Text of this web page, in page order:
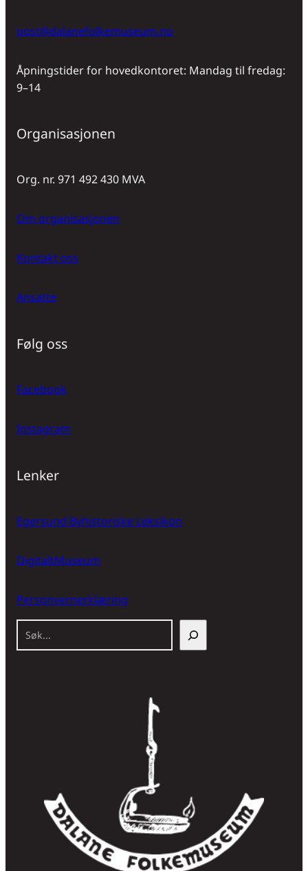
post@dalanefolkemuseum.no
Åpningstider for hovedkontoret: Mandag til fredag:
9–14
Organisasjonen
Org. nr. 971 492 430 MVA
Om organisasjonen
Kontakt oss
Ansatte
Følg oss
Facebook
Instagram
Lenker
Egersund Byhistoriske Leksikon
DigitaltMuseum
Personvernerklæring
S
k